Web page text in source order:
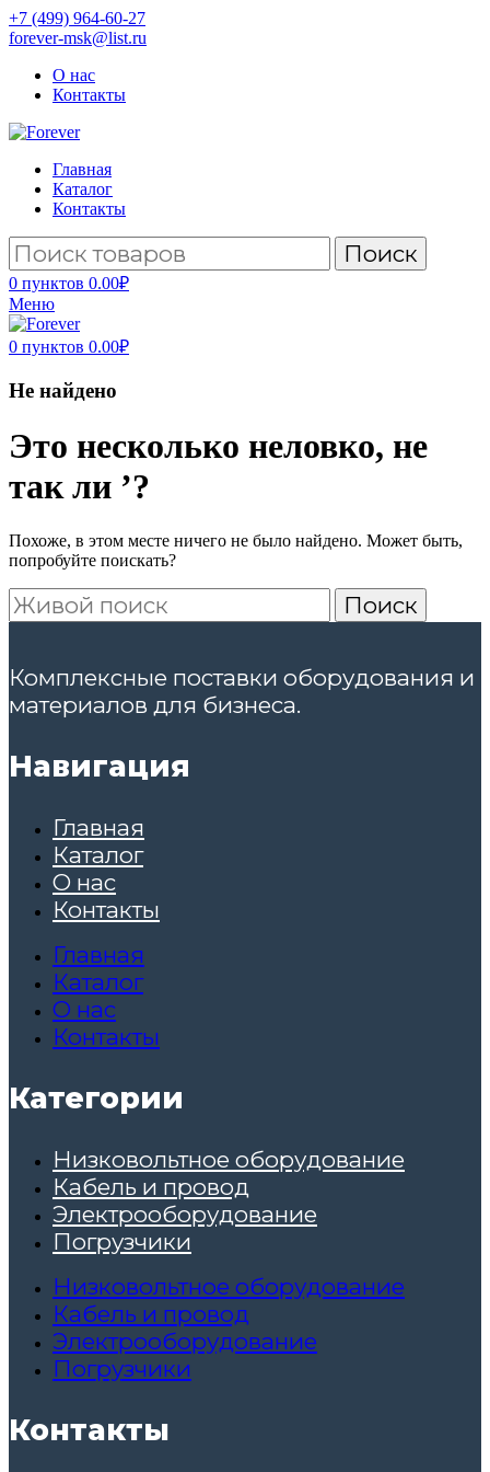
+7 (499) 964-60-27
forever-msk@list.ru
О нас
Контакты
Главная
Каталог
Контакты
Поиск
0 пунктов 0.00₽
Меню
0 пунктов 0.00₽
Не найдено
Это несколько неловко, не
так ли ’?
Похоже, в этом месте ничего не было найдено. Может быть,
попробуйте поискать?
Поиск
Комплексные поставки оборудования и
материалов для бизнеса.
Навигация
Главная
Каталог
О нас
Контакты
Главная
Каталог
О нас
Контакты
Категории
Низковольтное оборудование
Кабель и провод
Электрооборудование
Погрузчики
Низковольтное оборудование
Кабель и провод
Электрооборудование
Погрузчики
Контакты